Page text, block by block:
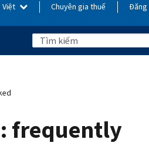
Việt Chuyên gia thuế Đăng
frequently